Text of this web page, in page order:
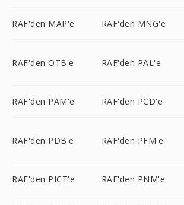
RAF'den MAP'e RAF'den MNG'e
RAF'den OTB'e RAF'den PAL'e
RAF'den PAM'e RAF'den PCD'e
RAF'den PDB'e RAF'den PFM'e
RAF'den PICT'e RAF'den PNM'e